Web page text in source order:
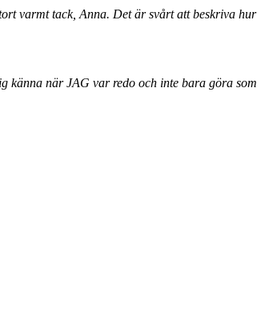
varmt tack, Anna. Det är svårt att beskriva hur
känna när JAG var redo och inte bara göra som